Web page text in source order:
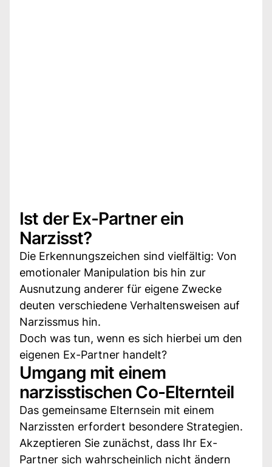
Ist der Ex-Partner ein
Narzisst?
Die Erkennungszeichen sind vielfältig: Von
emotionaler Manipulation bis hin zur
Ausnutzung anderer für eigene Zwecke
deuten verschiedene Verhaltensweisen auf
Narzissmus hin.
Doch was tun, wenn es sich hierbei um den
eigenen Ex-Partner handelt?
Umgang mit einem
narzisstischen Co-Elternteil
Das gemeinsame Elternsein mit einem
Narzissten erfordert besondere Strategien.
Akzeptieren Sie zunächst, dass Ihr Ex-
Partner sich wahrscheinlich nicht ändern